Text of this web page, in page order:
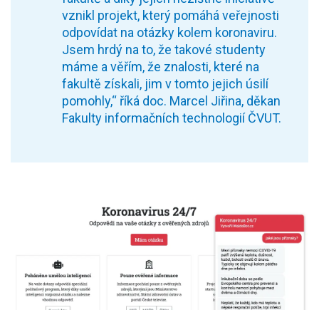
vznikl projekt, který pomáhá veřejnosti
odpovídat na otázky kolem koronaviru.
Jsem hrdý na to, že takové studenty
máme a věřím, že znalosti, které na
fakultě získali, jim v tomto jejich úsilí
pomohly,“ říká doc. Marcel Jiřina, děkan
Fakulty informačních technologií ČVUT.